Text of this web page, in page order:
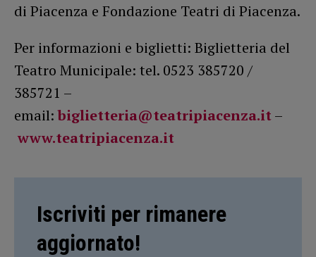
di Piacenza e Fondazione Teatri di Piacenza.
Per informazioni e biglietti: Biglietteria del
Teatro Municipale: tel. 0523 385720 /
385721 –
email:biglietteria@teatripiacenza.it–
www.teatripiacenza.it
Iscriviti per rimanere
aggiornato!